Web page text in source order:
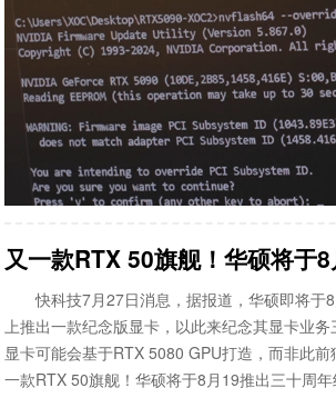
又一款RTX 50旗舰！华硕将于
快科技7月27日消息，据报道，华硕即将于
上推出一款纪念版显卡，以此来纪念其显卡业
显卡可能会基于RTX 5080 GPU打造，而非此
一款RTX 50旗舰！华硕将于8月19推出三十周